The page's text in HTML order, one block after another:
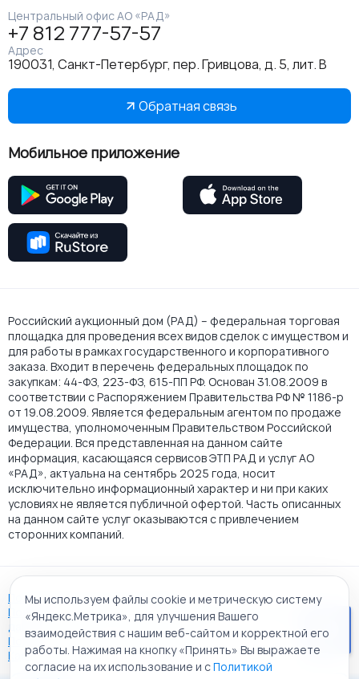
Центральный офис АО «РАД»
+7 812 777-57-57
Адрес
190031, Санкт-Петербург, пер. Гривцова, д. 5, лит. В
Обратная связь
Мобильное приложение
Российский аукционный дом (РАД) – федеральная торговая
площадка для проведения всех видов сделок с имуществом и
для работы в рамках государственного и корпоративного
заказа. Входит в перечень федеральных площадок по
закупкам: 44-ФЗ, 223-ФЗ, 615-ПП РФ. Основан 31.08.2009 в
соответствии с Распоряжением Правительства РФ № 1186-р
от 19.08.2009. Является федеральным агентом по продаже
имущества, уполномоченным Правительством Российской
Федерации. Вся представленная на данном сайте
информация, касающаяся сервисов ЭТП РАД и услуг АО
«РАД», актуальна на сентябрь 2025 года, носит
исключительно информационный характер и ни при каких
условиях не является публичной офертой. Часть описанных
на данном сайте услуг оказываются с привлечением
сторонних компаний.
Пользовательское соглашение
Политика АО "РАД" в отношении обработки персональных
данных
Политика обработки файлов cookie
Карта сайта
Мы используем файлы cookie и метрическую систему
«Яндекс.Метрика», для улучшения Вашего
взаимодействия с нашим веб-сайтом и корректной его
работы. Нажимая на кнопку «Принять» Вы выражаете
согласие на их использование и сПолитикой